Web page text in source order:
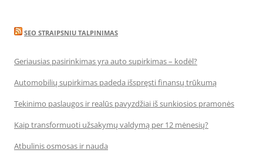
SEO STRAIPSNIU TALPINIMAS
Geriausias pasirinkimas yra auto supirkimas – kodėl?
Automobilių supirkimas padeda išspręsti finansų trūkumą
Tekinimo paslaugos ir realūs pavyzdžiai iš sunkiosios pramonės
Kaip transformuoti užsakymų valdymą per 12 mėnesių?
Atbulinis osmosas ir nauda